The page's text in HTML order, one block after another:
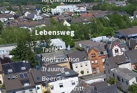
Geschichte
Lebensweg
Taufe
Konfirmation
Trauung
Beerdigung
Kircheneintritt